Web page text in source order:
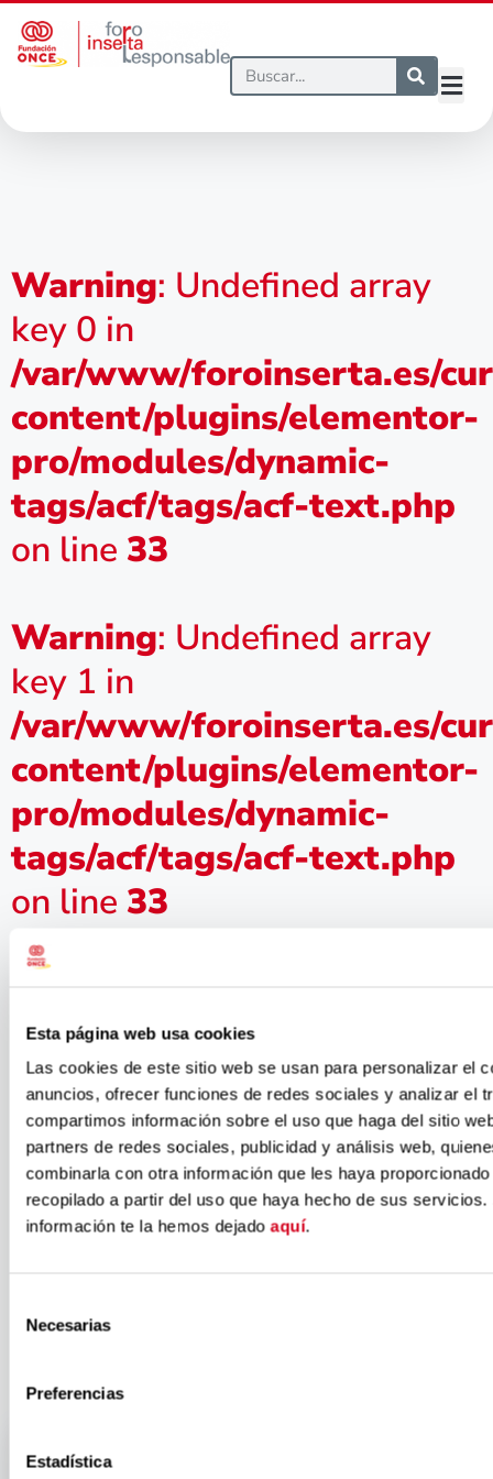
Esta página web usa cookies
Las cookies de este sitio web se usan para personalizar el
anuncios, ofrecer funciones de redes sociales y analizar el
compartimos información sobre el uso que haga del sitio
partners de redes sociales, publicidad y análisis web,
combinarla con otra información que les haya
recopilado a partir del uso que haya hecho de sus
información te la hemos dejadoaquí.
Necesarias
Preferencias
Estadística
Warning: Undefined array
key 0 in
/var/www/foroinserta.es/
content/plugins/elementor-
pro/modules/dynamic-
tags/acf/tags/acf-text.php
on line 33
Warning: Undefined array
key 1 in
/var/www/foroinserta.es/
content/plugins/elementor-
pro/modules/dynamic-
tags/acf/tags/acf-text.php
on line 33
Firma del
Convenio
Inserta entre
Aegon y
Fundación
ONCE